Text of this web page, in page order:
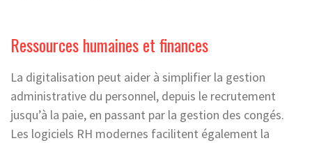
Ressources humaines et finances
La digitalisation peut aider à simplifier la gestion
administrative du personnel, depuis le recrutement
jusqu’à la paie, en passant par la gestion des congés.
Les logiciels RH modernes facilitent également la